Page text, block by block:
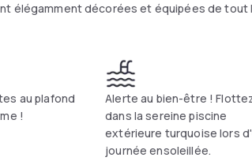
élégamment décorées et équipées de tout
au plafond
!
Alerte au bien-être !
dans la sereine piscine
extérieure turquoise lors
journée ensoleillée.